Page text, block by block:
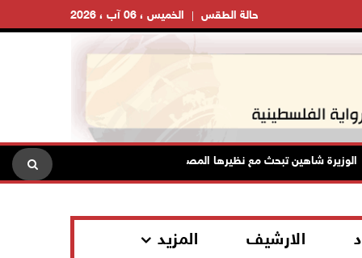
الخميس ، 06 آب ، 2026 حالة الطقس
شاهين تبحث مع نظيرها المصري مستجدات الأوضاع وتعزيز التنسيق المشترك
الارشيف المزيد